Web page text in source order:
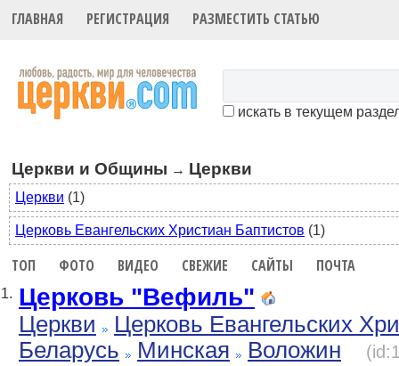
ГЛАВНАЯ РЕГИСТРАЦИЯ РАЗМЕСТИТЬ СТАТЬЮ
искать в текущем
Церкви и Общины → Церкви
Церкви (1)
Церковь Евангельских Христиан Баптистов (1)
ТОП ФОТО ВИДЕО СВЕЖИЕ САЙТЫ ПОЧТА
1. Церковь "Вефиль"
Церкви
Церковь Евангельских
Беларусь
Минская Воложин